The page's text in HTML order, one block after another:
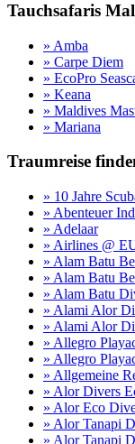
Tauchsafaris
» Amba
» Carpe Diem
» EcoPro
» Keana
» Maldives
» Mariana
Traumreise
» 10 Jahre
» Abenteuer
» Adelaar
» Airlines @
» Alam Batu
» Alam Batu
» Alam Batu
» Alami Alor
» Alami Alor
» Allegro
» Allegro
» Allgemeine
» Alor Divers
» Alor Eco
» Alor Tanapi
» Alor Tanapi